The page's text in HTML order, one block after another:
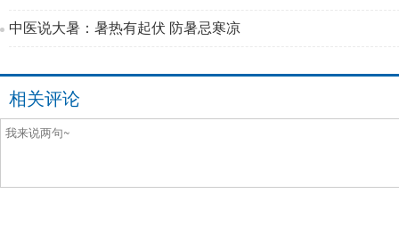
中医说大暑：暑热有起伏 防暑忌寒凉
相关评论